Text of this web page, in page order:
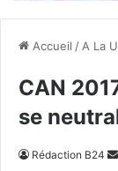
Accueil / A La
CAN
se
Rédaction B24